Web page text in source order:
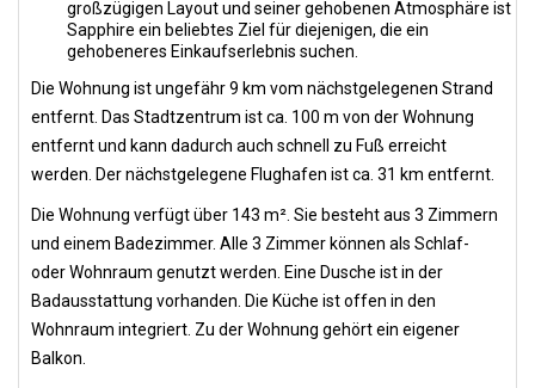
großzügigen Layout und seiner gehobenen Atmosphäre ist
Sapphire ein beliebtes Ziel für diejenigen, die ein
gehobeneres Einkaufserlebnis suchen.
Die Wohnung ist ungefähr 9 km vom nächstgelegenen Strand
entfernt. Das Stadtzentrum ist ca. 100 m von der Wohnung
entfernt und kann dadurch auch schnell zu Fuß erreicht
werden. Der nächstgelegene Flughafen ist ca. 31 km entfernt.
Die Wohnung verfügt über 143 m². Sie besteht aus 3 Zimmern
und einem Badezimmer. Alle 3 Zimmer können als Schlaf-
oder Wohnraum genutzt werden. Eine Dusche ist in der
Badausstattung vorhanden. Die Küche ist offen in den
Wohnraum integriert. Zu der Wohnung gehört ein eigener
Balkon.